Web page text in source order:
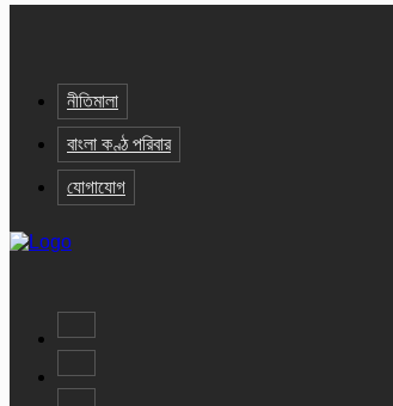
নীতিমালা
বাংলা কণ্ঠ পরিবার
যোগাযোগ